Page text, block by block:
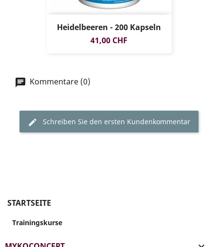
Heidelbeeren - 200 Kapseln
Preis
41,00 CHF
Kommentare (0)
Schreiben Sie den ersten Kundenkommentar
STARTSEITE
Trainingskurse